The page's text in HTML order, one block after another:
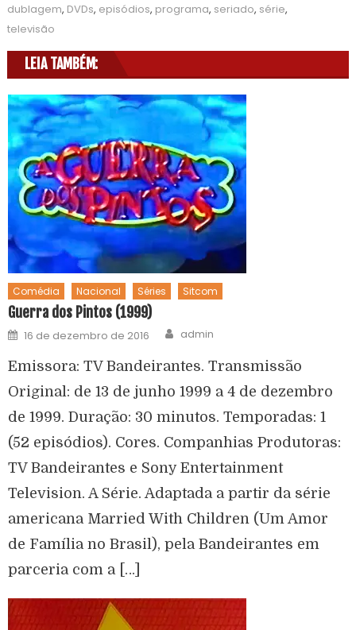
dublagem, DVDs, episódios, programa, seriado, série,
televisão
LEIA TAMBÉM:
Comédia Nacional Séries Sitcom
Guerra dos Pintos (1999)
16 de dezembro de 2016 admin
Emissora: TV Bandeirantes. Transmissão
Original: de 13 de junho 1999 a 4 de dezembro
de 1999. Duração: 30 minutos. Temporadas: 1
(52 episódios). Cores. Companhias Produtoras:
TV Bandeirantes e Sony Entertainment
Television. A Série. Adaptada a partir da série
americana Married With Children (Um Amor
de Família no Brasil), pela Bandeirantes em
parceria com a […]